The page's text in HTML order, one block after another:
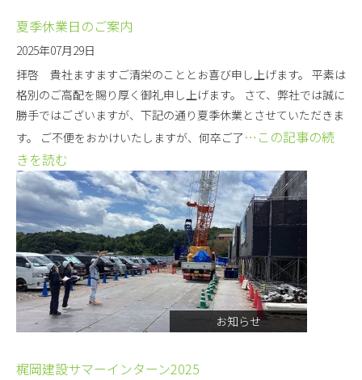
夏季休業日のご案内
2025年07月29日
拝啓 貴社ますますご清栄のこととお喜び申し上げます。 平素は
格別のご高配を賜り厚く御礼申し上げます。 さて、弊社では誠に
勝手ではございますが、下記の通り夏季休業とさせていただきま
す。 ご不便をおかけいたしますが、何卒ご了 …この記事の続
きを読む
お知らせ
梶岡建設サマーインターン2025